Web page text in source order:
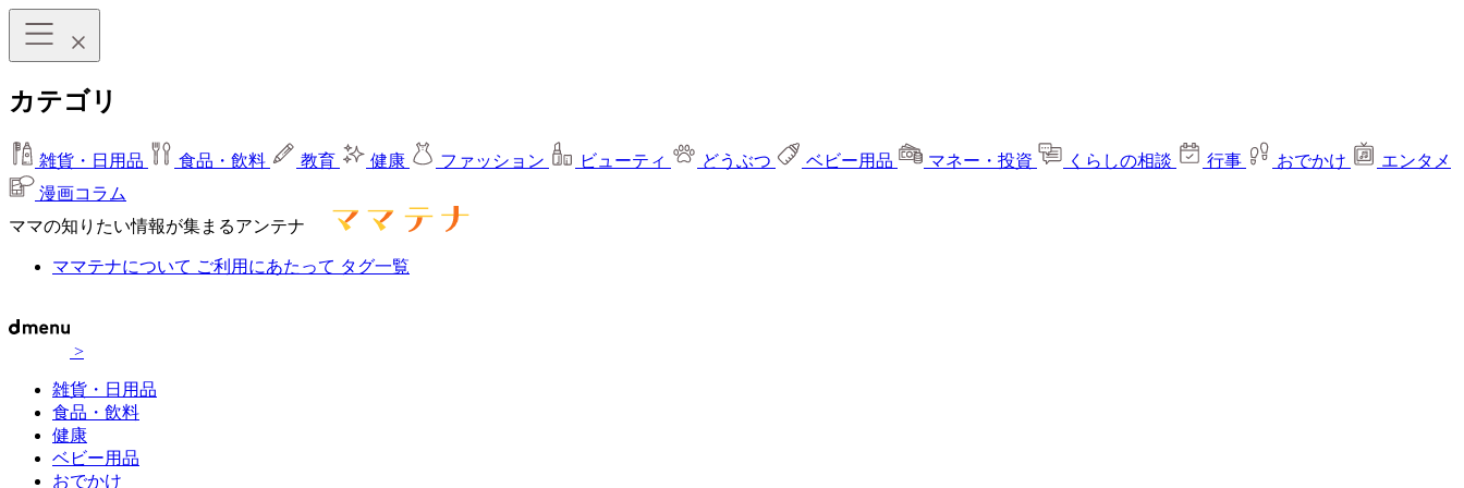
カテゴリ
雑貨・日用品 食品・飲料 教育 健康 ファッション ビューティ どうぶつ ベビー用品 マネー・投資 くらしの相談 行事 おでかけ
エンタメ
漫画コラム
ママの知りたい情報が集まるアンテナ
ママテナについて ご利用にあたって タグ一覧
>
雑貨・日用品
食品・飲料
健康
ベビー用品
おでかけ